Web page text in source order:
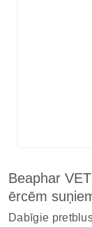
Beaphar
ērcēm
Dabīgie